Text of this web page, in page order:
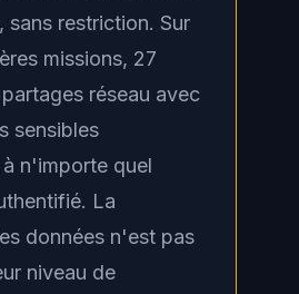
sans restriction. Sur
missions, 27
réseau avec
sensibles
n'importe quel
La
données n'est pas
niveau de